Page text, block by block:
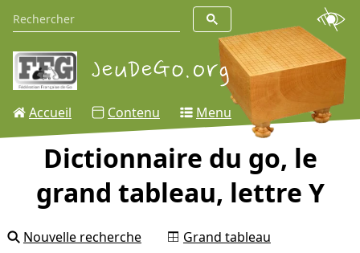
Accueil Contenu Menu
Dictionnaire du go, le
grand tableau, lettre Y
Nouvelle recherche
Grand tableau